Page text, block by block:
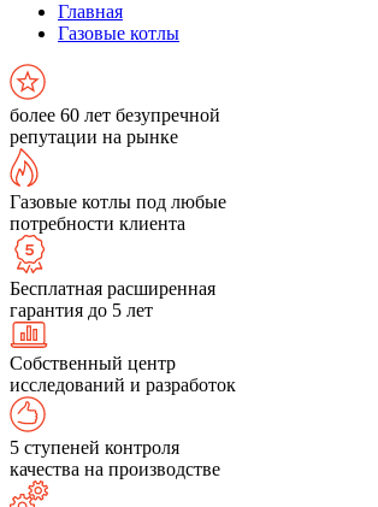
Главная
Газовые котлы
более 60 лет безупречной
репутации на рынке
Газовые котлы под любые
потребности клиента
Бесплатная расширенная
гарантия до 5 лет
Собственный центр
исследований и разработок
5 ступеней контроля
качества на производстве